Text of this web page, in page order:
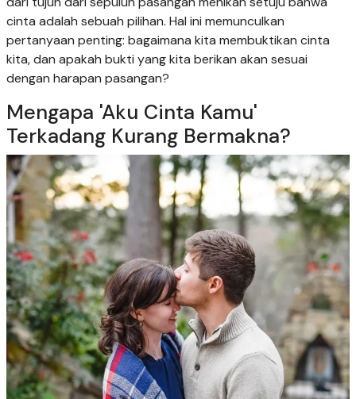
cinta adalah sebuah pilihan. Hal ini memunculkan
pertanyaan penting: bagaimana kita membuktikan cinta
kita, dan apakah bukti yang kita berikan akan sesuai
dengan harapan pasangan?
Mengapa 'Aku Cinta Kamu'
Terkadang Kurang Bermakna?